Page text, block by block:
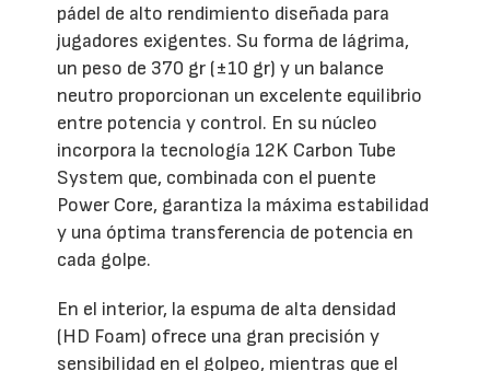
pádel de alto rendimiento diseñada para
jugadores exigentes. Su forma de lágrima,
un peso de 370 gr (±10 gr) y un balance
neutro proporcionan un excelente equilibrio
entre potencia y control. En su núcleo
incorpora la tecnología 12K Carbon Tube
System que, combinada con el puente
Power Core, garantiza la máxima estabilidad
y una óptima transferencia de potencia en
cada golpe.
En el interior, la espuma de alta densidad
(HD Foam) ofrece una gran precisión y
sensibilidad en el golpeo, mientras que el